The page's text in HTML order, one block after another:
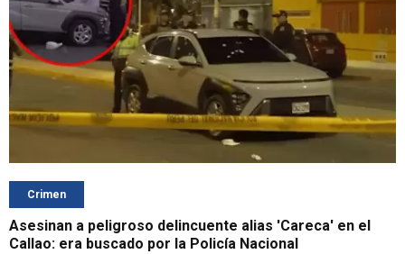
Crimen
Asesinan a peligroso delincuente alias 'Careca' en el
Callao: era buscado por la Policía Nacional